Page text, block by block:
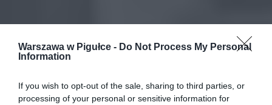
Warszawa w Pigułce - Do Not Process My Personal
Information
If you wish to opt-out of the sale, sharing to third parties, or
processing of your personal or sensitive information for